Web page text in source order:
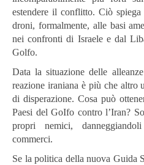
estendere il conflitto. Ciò
droni, formalmente, alle basi
nei confronti di Israele e dal
Golfo.
Data la situazione delle
reazione iraniana è più che altro
di disperazione. Cosa può
Paesi del GoIfo contro l’Iran?
propri nemici,
commerci.
Se la politica della nuova Guida